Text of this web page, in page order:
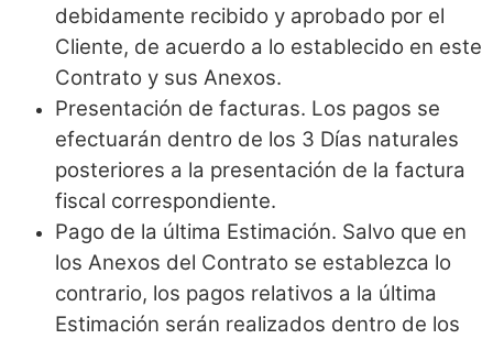
debidamente recibido y aprobado por el
Cliente, de acuerdo a lo establecido en este
Contrato y sus Anexos.
Presentación de facturas. Los pagos se
efectuarán dentro de los 3 Días naturales
posteriores a la presentación de la factura
fiscal correspondiente.
Pago de la última Estimación. Salvo que en
los Anexos del Contrato se establezca lo
contrario, los pagos relativos a la última
Estimación serán realizados dentro de los